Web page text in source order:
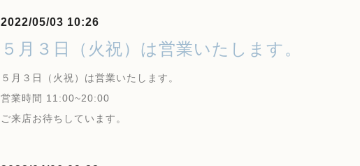
2022/05/03 10:26
５月３日（火祝）は営業いたします。
５月３日（火祝）は営業いたします。
営業時間 11:00~20:00
ご来店お待ちしています。